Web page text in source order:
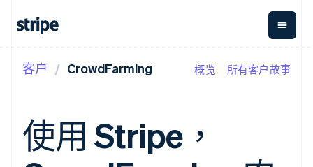
支付
在线支付
Managed
Payments
营收
经常性收入
Metronome
按用量计费
Subscriptions
资金管
向第三
平台
按企业阶段
文档
库与 SDK
Stripe Apps
学习
指南
客户 CrowdFarming 概览 所有客户故事
使用 Stripe，